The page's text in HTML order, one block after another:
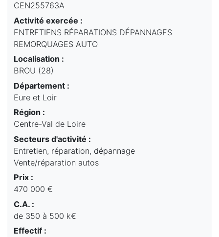
CEN255763A
Activité exercée :
ENTRETIENS RÉPARATIONS DÉPANNAGES
REMORQUAGES AUTO
Localisation :
BROU (28)
Département :
Eure et Loir
Région :
Centre-Val de Loire
Secteurs d'activité :
Entretien, réparation, dépannage
Vente/réparation autos
Prix :
470 000 €
C.A. :
de 350 à 500 k€
Effectif :